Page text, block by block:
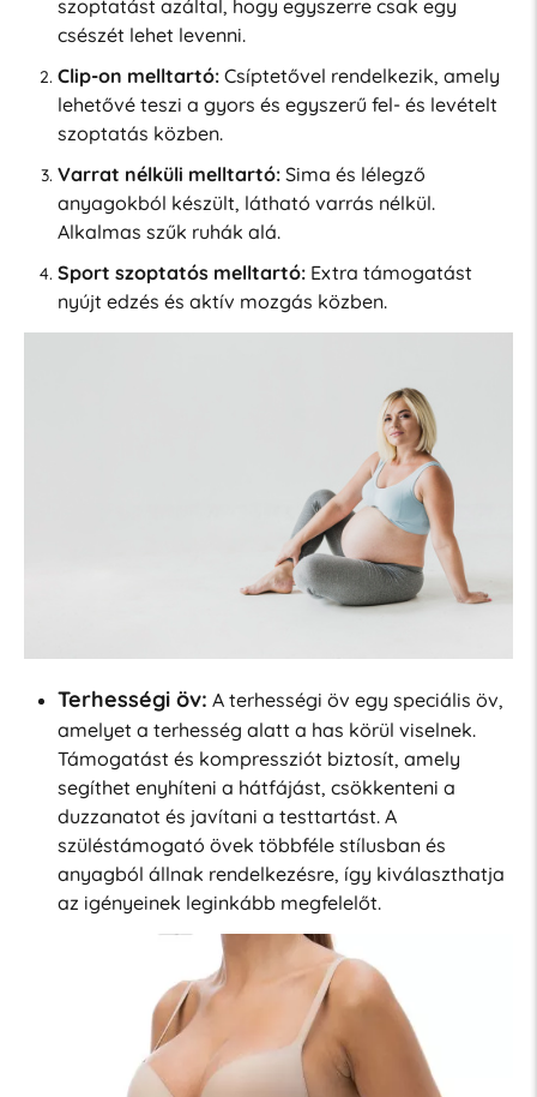
szoptatást azáltal, hogy egyszerre csak egy
csészét lehet levenni.
Clip-on melltartó:Csíptetővel rendelkezik, amely
lehetővé teszi a gyors és egyszerű fel- és levételt
szoptatás közben.
Varrat nélküli melltartó:Sima és lélegző
anyagokból készült, látható varrás nélkül.
Alkalmas szűk ruhák alá.
Sport szoptatós melltartó:Extra támogatást
nyújt edzés és aktív mozgás közben.
Terhességi öv: A terhességi öv egy speciális öv,
amelyet a terhesség alatt a has körül viselnek.
Támogatást és kompressziót biztosít, amely
segíthet enyhíteni a hátfájást, csökkenteni a
duzzanatot és javítani a testtartást. A
szüléstámogató övek többféle stílusban és
anyagból állnak rendelkezésre, így kiválaszthatja
az igényeinek leginkább megfelelőt.